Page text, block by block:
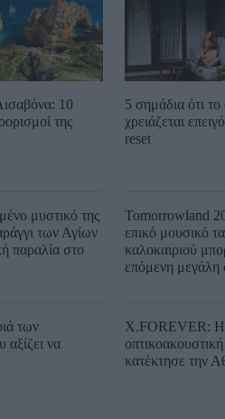
10
της
μυστικό της
των Αγίων
παραλία στο
των
να
5 σημάδια ότι το
χρειάζεται
reset
Tomorrowland
επικό μουσικό
καλοκαιριού
επόμενη μεγάλη
X.FOREVER: Η
κατέκτησε την